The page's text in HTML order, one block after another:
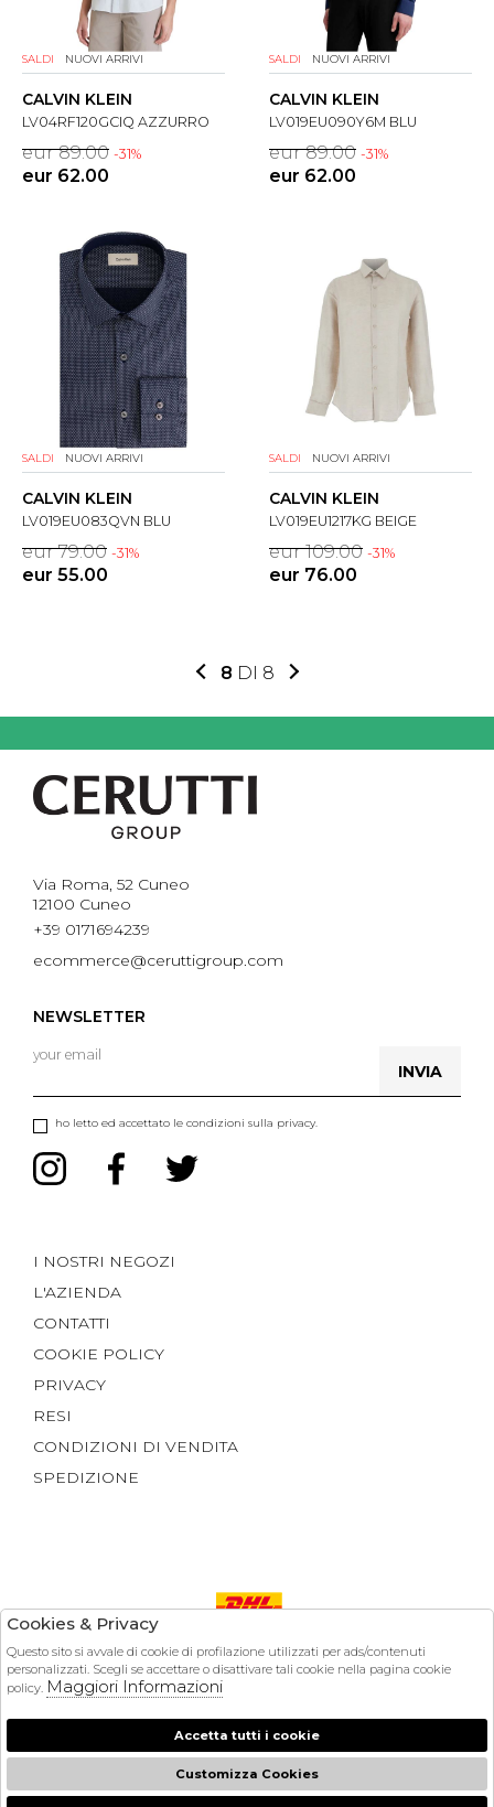
SALDI NUOVI ARRIVI
CALVIN KLEIN
LV04RF120GCIQ AZZURRO
eur 89.00 -31%
eur 62.00
SALDI NUOVI ARRIVI
CALVIN KLEIN
LV019EU090Y6M BLU
eur 89.00 -31%
eur 62.00
SALDI NUOVI ARRIVI
CALVIN KLEIN
LV019EU083QVN BLU
eur 79.00 -31%
eur 55.00
SALDI NUOVI ARRIVI
CALVIN KLEIN
LV019EU1217KG BEIGE
eur 109.00 -31%
eur 76.00
8 DI 8
Via Roma, 52 Cuneo
12100 Cuneo
+39 0171694239
ecommerce@ceruttigroup.com
NEWSLETTER
ho letto ed accettato le condizioni sulla privacy.
INVIA
I NOSTRI NEGOZI
L'AZIENDA
CONTATTI
COOKIE POLICY
PRIVACY
RESI
CONDIZIONI DI VENDITA
SPEDIZIONE
© 2026 Cerutti Boutique - P.iva : 03028790040
Powered by
Atelier
Pagamenti
Cookies & Privacy
Questo sito si avvale di cookie di profilazione utilizzati per ads/contenuti
personalizzati. Scegli se accettare o disattivare tali cookie nella pagina cookie
policy. Maggiori Informazioni
Accetta tutti i cookie
Customizza Cookies